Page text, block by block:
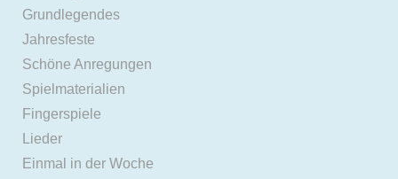
Grundlegendes
Jahresfeste
Schöne Anregungen
Spielmaterialien
Fingerspiele
Lieder
Einmal in der Woche